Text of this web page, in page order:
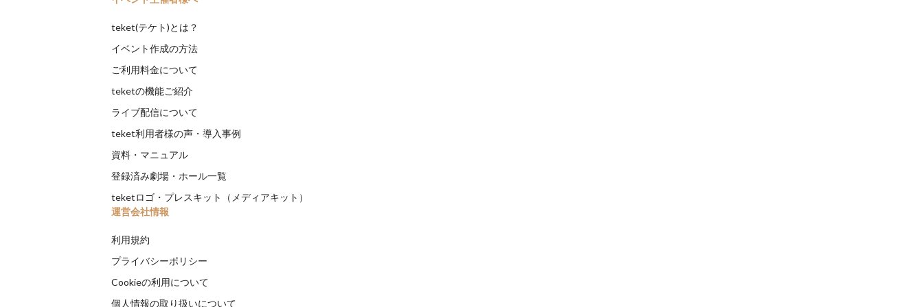
teket(テケト)とは？
イベント作成の方法
ご利用料金について
teketの機能ご紹介
ライブ配信について
teket利用者様の声・導入事例
資料・マニュアル
登録済み劇場・ホール一覧
teketロゴ・プレスキット（メディアキット）
運営会社情報
利用規約
プライバシーポリシー
Cookieの利用について
個人情報の取り扱いについて